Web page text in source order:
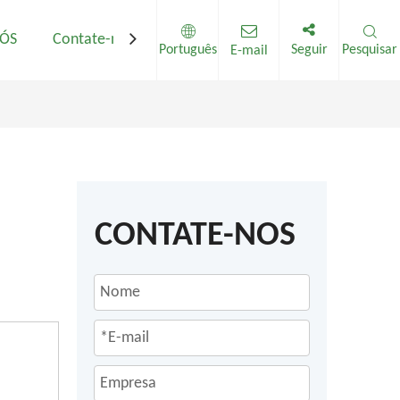
Contate-nos
Português E-mail Seguir Pesquisar
CONTATE-NOS